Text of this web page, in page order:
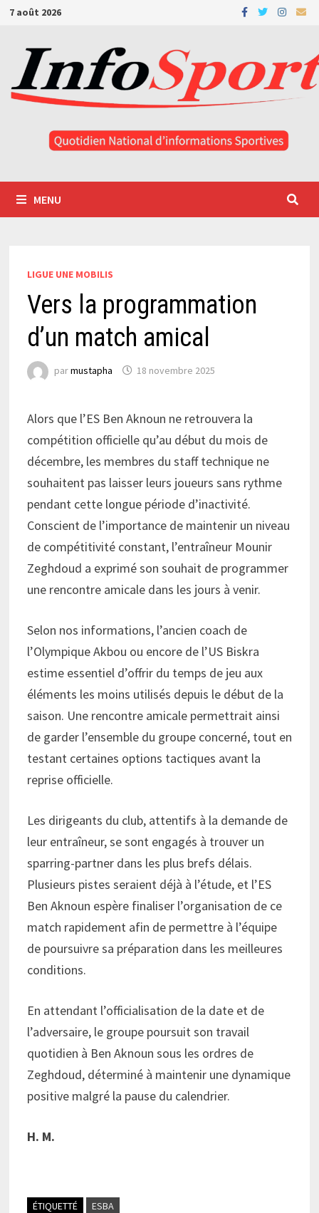
Passer
contenu
7 août 2026
MENU
LIGUE UNE MOBILIS
Vers la programmation
d’un match amical
parmustapha 18 novembre 2025
Alors que l’ES Ben Aknoun ne retrouvera la
compétition officielle qu’au début du mois de
décembre, les membres du staff technique ne
souhaitent pas laisser leurs joueurs sans rythme
pendant cette longue période d’inactivité.
Conscient de l’importance de maintenir un niveau
de compétitivité constant, l’entraîneur Mounir
Zeghdoud a exprimé son souhait de programmer
une rencontre amicale dans les jours à venir.
Selon nos informations, l’ancien coach de
l’Olympique Akbou ou encore de l’US Biskra
estime essentiel d’offrir du temps de jeu aux
éléments les moins utilisés depuis le début de la
saison. Une rencontre amicale permettrait ainsi
de garder l’ensemble du groupe concerné, tout en
testant certaines options tactiques avant la
reprise officielle.
Les dirigeants du club, attentifs à la demande de
leur entraîneur, se sont engagés à trouver un
sparring-partner dans les plus brefs délais.
Plusieurs pistes seraient déjà à l’étude, et l’ES
Ben Aknoun espère finaliser l’organisation de ce
match rapidement afin de permettre à l’équipe
de poursuivre sa préparation dans les meilleures
conditions.
En attendant l’officialisation de la date et de
l’adversaire, le groupe poursuit son travail
quotidien à Ben Aknoun sous les ordres de
Zeghdoud, déterminé à maintenir une dynamique
positive malgré la pause du calendrier.
H. M.
ÉTIQUETTÉ ESBA